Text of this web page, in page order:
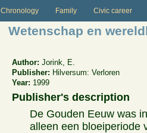
Chronology Family Civic career
Wetenschap en
Author:Jorink, E.
Publisher: Hilversum: Verloren
Year: 1999
Publisher's description
De Gouden Eeuw was
alleen een bloeiperiode